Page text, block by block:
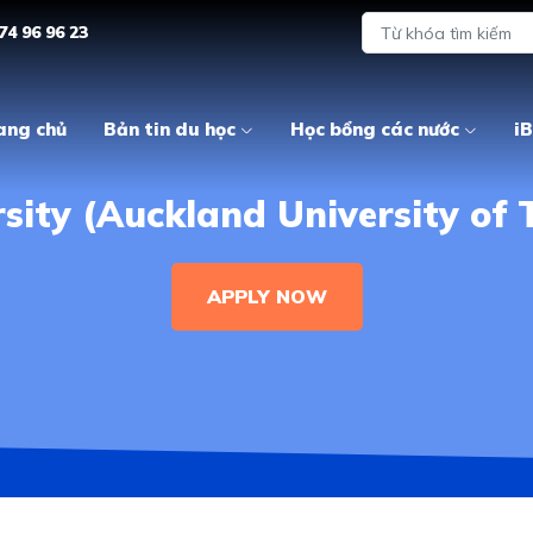
96 96 23
chủ Bản tin du học Học bổng các nước
(Auckland University of
APPLY NOW